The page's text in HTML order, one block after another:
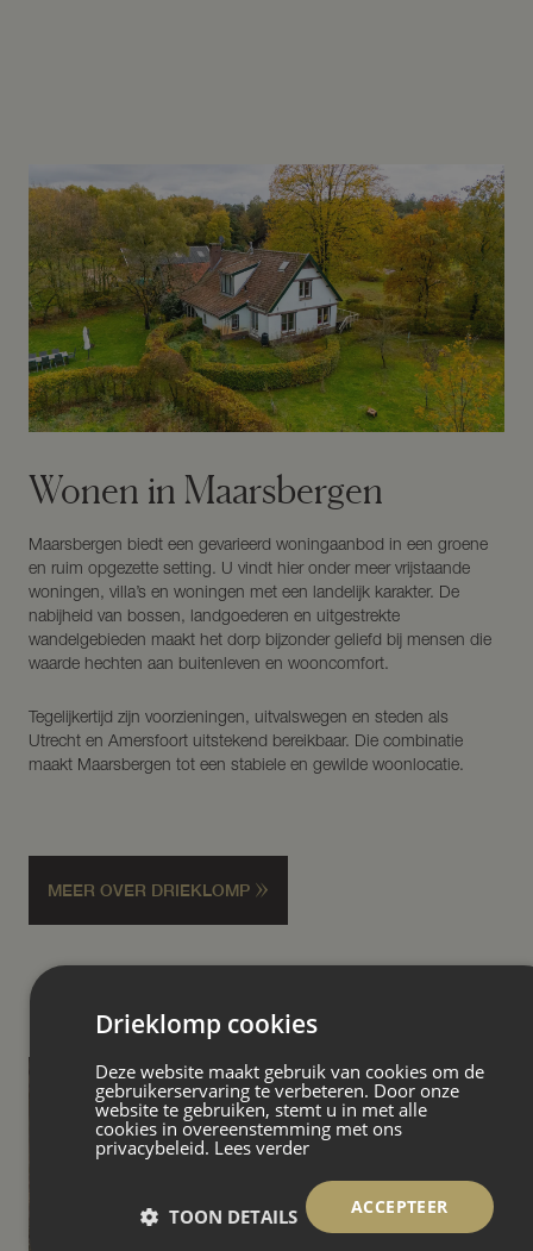
Wonen in Maarsbergen
Maarsbergen biedt een gevarieerd woningaanbod in een groene
en ruim opgezette setting. U vindt hier onder meer vrijstaande
woningen, villa’s en woningen met een landelijk karakter. De
nabijheid van bossen, landgoederen en uitgestrekte
wandelgebieden maakt het dorp bijzonder geliefd bij mensen die
waarde hechten aan buitenleven en wooncomfort.
Tegelijkertijd zijn voorzieningen, uitvalswegen en steden als
Utrecht en Amersfoort uitstekend bereikbaar. Die combinatie
maakt Maarsbergen tot een stabiele en gewilde woonlocatie.
MEER OVER DRIEKLOMP
Drieklomp cookies
Deze website maakt gebruik van cookies om de
gebruikerservaring te verbeteren. Door onze
website te gebruiken, stemt u in met alle
cookies in overeenstemming met ons
privacybeleid. Lees verder
ACCEPTEER
TOON DETAILS